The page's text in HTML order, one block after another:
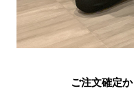
ご注文確定